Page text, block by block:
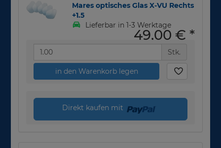
Mares optisches Glas X-VU Rechts
+1.5
Lieferbar in 1-3 Werktage
49,00 € *
Stk.
in den Warenkorb legen
Direkt kaufen mit